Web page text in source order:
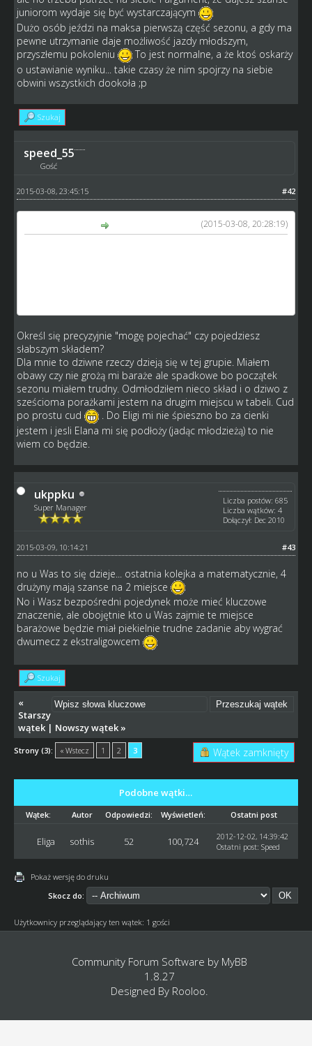
juniorom wydaje się być wystarczającym
Dużo osób jeździ na maksa pierwszą część sezonu, a gdy ma
pewne utrzymanie daje możliwość jazdy młodszym,
przyszłemu pokoleniu
To jest normalne, a że ktoś oskarży
o ustawianie wyniku... takie czasy że nim spojrzy na siebie
obwini wszystkich dookoła ;p
Szukaj
speed_55
Gość
#42
2015-03-08, 23:45:15
(2015-03-08, 20:28:19)
Określ się precyzyjnie "mogę pojechać" czy pojedziesz
słabszym składem?
Dla mnie to dziwne rzeczy dzieją się w tej grupie. Miałem
obawy czy nie grożą mi baraże ale spadkowe bo początek
sezonu miałem trudny. Odmłodziłem nieco skład i o dziwo z
sześcioma porażkami jestem na drugim miejscu w tabeli. Cud
po prostu cud
. Do Eligi mi nie śpieszno bo za cienki
jestem i jesli Elana mi się podłoży (jadąc młodzieżą) to nie
wiem co będzie.
ukppku
Super Manager
Liczba postów: 685
Liczba wątków: 4
Dołączył: Dec 2010
#43
2015-03-09, 10:14:21
no u Was to się dzieje... ostatnia kolejka a matematycznie, 4
drużyny mają szanse na 2 miejsce
No i Wasz bezpośredni pojedynek może mieć kluczowe
znaczenie, ale obojętnie kto u Was zajmie te miejsce
barażowe będzie miał piekielnie trudne zadanie aby wygrać
dwumecz z ekstraligowcem
Szukaj
«
Starszy
wątek| Nowszy wątek»
Strony (3): « Wstecz 1 2 3 Wątek zamknięty
Podobne wątki…
Wątek: Autor Odpowiedzi: Wyświetleń: Ostatni post
Eliga sothis 52 100,724
2012-12-02, 14:39:42
Ostatni post: Speed
Pokaż wersję do druku
Skocz do:
Użytkownicy przeglądający ten wątek: 1 gości
Community Forum Software by MyBB
1.8.27
Designed By Rooloo.